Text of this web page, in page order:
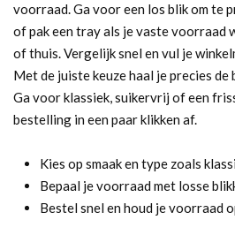
voorraad. Ga voor een los blik om te
of pak een tray als je vaste voorraad
of thuis. Vergelijk snel en vul je
Met de juiste keuze haal je precies
Ga voor klassiek, suikervrij of een
bestelling in een paar klikken af.
Kies op smaak en type zoals
Bepaal je voorraad met losse
Bestel snel en houd je voorraad